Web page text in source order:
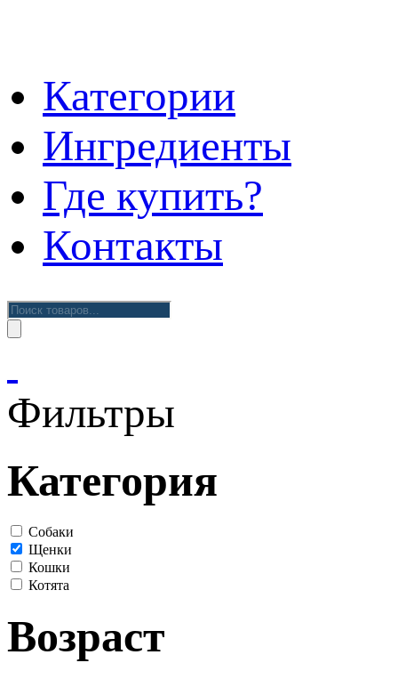
Категории
Ингредиенты
Где купить?
Контакты
Поиск
товаров
Фильтры
Категория
Собаки
Щенки
Кошки
Котята
Возраст